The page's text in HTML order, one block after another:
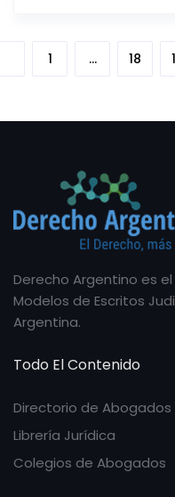
1 … 18
Derecho Argentino es
Modelos de Escritos
Argentina.
Todo El Contenido
Directorio de Abogados
Librería Jurídica
Colegios de Abogados